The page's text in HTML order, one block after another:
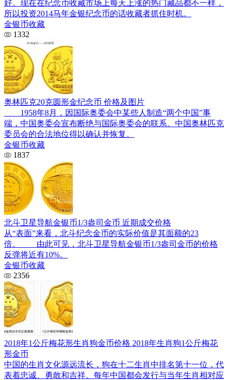
好。现在在纪念币收藏市场上每天上涨的热门藏品都不一样，
所以投资2014马年金银纪念币的话收藏者抓住时机。
金银币收藏
1332
奥林匹克20克圆形金纪念币 价格及图片
1958年8月，因国际奥委会中某些人制造“两个中国”事
端，中国奥委会宣布断绝与国际奥委会的联系。中国奥林匹克
委员会的合法地位得以确认并恢复。
金银币收藏
1837
北斗卫星导航金银币1/3盎司金币 近期成交价格
从“表面”来看，北斗纪念金币的实际价值是其面额的23
倍。 由此可见，北斗卫星导航金银币1/3盎司金币的价格
反弹将近有10%。
金银币收藏
2356
2018年1公斤梅花形生肖狗金币价格 2018年生肖狗1公斤梅花
形金币
中国的生肖文化源远流长，狗在十二生肖中排名第十一位，代
表着忠诚、勇敢和吉祥。每年中国都会发行与当年生肖相对应